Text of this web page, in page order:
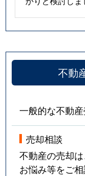
不動
一般的な不動
売却相談
不動産の売却
お悩み等をご相